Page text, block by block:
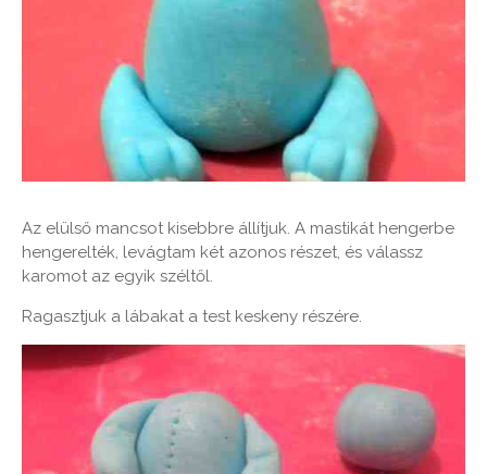
Az elülső mancsot kisebbre állítjuk. A mastikát hengerbe
hengerelték, levágtam két azonos részet, és válassz
karomot az egyik széltől.
Ragasztjuk a lábakat a test keskeny részére.